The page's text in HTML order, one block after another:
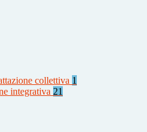
collettiva 1
integrativa 21